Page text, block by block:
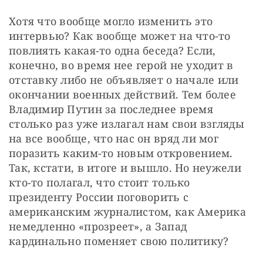
Хотя что вообще могло изменить это
интервью? Как вообще может на что-то
повлиять какая-то одна беседа? Если,
конечно, во время нее герой не уходит в
отставку либо не объявляет о начале или
окончании военных действий. Тем более
Владимир Путин за последнее время
столько раз уже излагал нам свои взгляды
на все вообще, что нас он вряд ли мог
поразить каким-то новым откровением.
Так, кстати, в итоге и вышло. Но неужели
кто-то полагал, что стоит только
президенту России поговорить с
американским журналистом, как Америка
немедленно «прозреет», а Запад
кардинально поменяет свою политику?